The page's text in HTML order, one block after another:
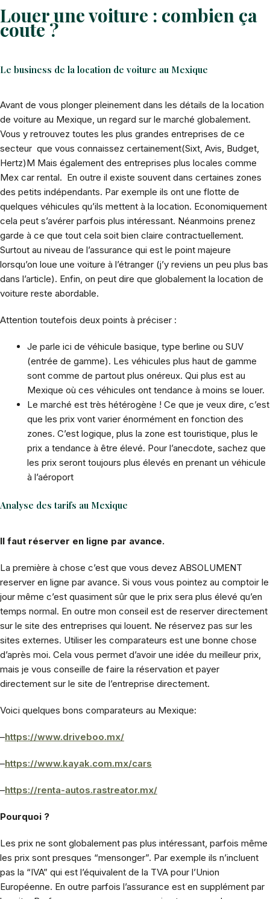
Louer une voiture : combien ça
coute ?
Le business de la location de voiture au Mexique
Avant de vous plonger pleinement dans les détails de la location
de voiture au Mexique, un regard sur le marché globalement.
Vous y retrouvez toutes les plus grandes entreprises de ce
secteur que vous connaissez certainement(Sixt, Avis, Budget,
Hertz)M Mais également des entreprises plus locales comme
Mex car rental. En outre il existe souvent dans certaines zones
des petits indépendants. Par exemple ils ont une flotte de
quelques véhicules qu’ils mettent à la location. Economiquement
cela peut s’avérer parfois plus intéressant. Néanmoins prenez
garde à ce que tout cela soit bien claire contractuellement.
Surtout au niveau de l’assurance qui est le point majeure
lorsqu’on loue une voiture à l’étranger (j’y reviens un peu plus bas
dans l’article). Enfin, on peut dire que globalement la location de
voiture reste abordable.
Attention toutefois deux points à préciser :
Je parle ici de véhicule basique, type berline ou SUV
(entrée de gamme). Les véhicules plus haut de gamme
sont comme de partout plus onéreux. Qui plus est au
Mexique où ces véhicules ont tendance à moins se louer.
Le marché est très hétérogène ! Ce que je veux dire, c’est
que les prix vont varier énormément en fonction des
zones. C’est logique, plus la zone est touristique, plus le
prix a tendance à être élevé. Pour l’anecdote, sachez que
les prix seront toujours plus élevés en prenant un véhicule
à l’aéroport
Analyse des tarifs au Mexique
Il faut réserver en ligne par avance.
La première à chose c’est que vous devez ABSOLUMENT
reserver en ligne par avance. Si vous vous pointez au comptoir le
jour même c’est quasiment sûr que le prix sera plus élevé qu’en
temps normal. En outre mon conseil est de reserver directement
sur le site des entreprises qui louent. Ne réservez pas sur les
sites externes. Utiliser les comparateurs est une bonne chose
d’après moi. Cela vous permet d’avoir une idée du meilleur prix,
mais je vous conseille de faire la réservation et payer
directement sur le site de l’entreprise directement.
Voici quelques bons comparateurs au Mexique:
–https://www.driveboo.mx/
–https://www.kayak.com.mx/cars
–https://renta-autos.rastreator.mx/
Pourquoi ?
Les prix ne sont globalement pas plus intéressant, parfois même
les prix sont presques “mensonger”. Par exemple ils n’incluent
pas la “IVA” qui est l’équivalent de la TVA pour l’Union
Européenne. En outre parfois l’assurance est en supplément par